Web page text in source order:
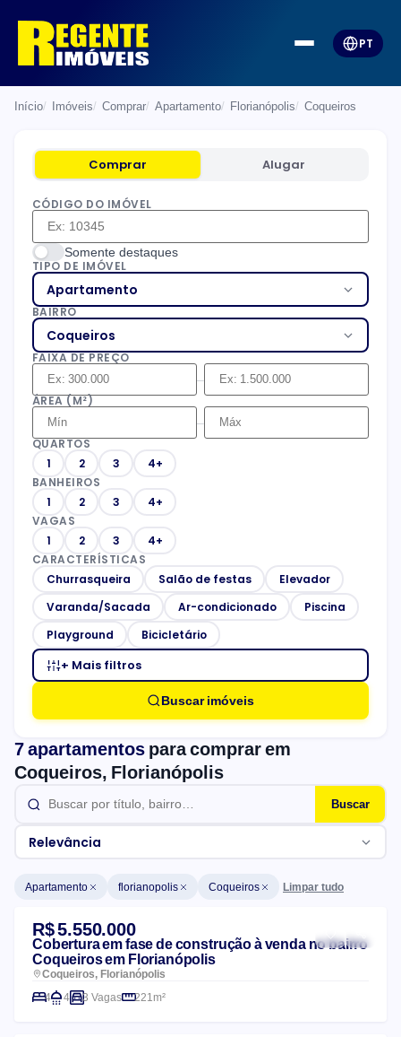
PT
Início Imóveis Comprar Apartamento Florianópolis Coqueiros
Comprar Alugar
CÓDIGO DO IMÓVEL
Somente destaques
TIPO DE IMÓVEL
Apartamento
BAIRRO
Coqueiros
FAIXA DE PREÇO
–
ÁREA (M²)
–
QUARTOS
1
2 3
4+
BANHEIROS
1
2 3
4+
VAGAS
1
2 3
4+
CARACTERÍSTICAS
Churrasqueira
Salão de festas
Elevador
Varanda/Sacada
Ar-condicionado
Piscina
Playground
Bicicletário
+ Mais filtros
Buscar imóveis
7 apartamentospara comprar em
Coqueiros, Florianópolis
Buscar
Relevância
Apartamento florianopolis Coqueiros Limpar tudo
Lista de imóveis
R$ 5.550.000
Cobertura em fase de construção à venda no bairro
Coqueiros em Florianópolis
Coqueiros, Florianópolis
4
4 3 Vagas 221m²